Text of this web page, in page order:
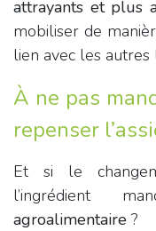
attrayants et plus
mobiliser de
lien avec les
À ne pas
repenser
Et si le
l’ingrédient
agroalimentaire ?